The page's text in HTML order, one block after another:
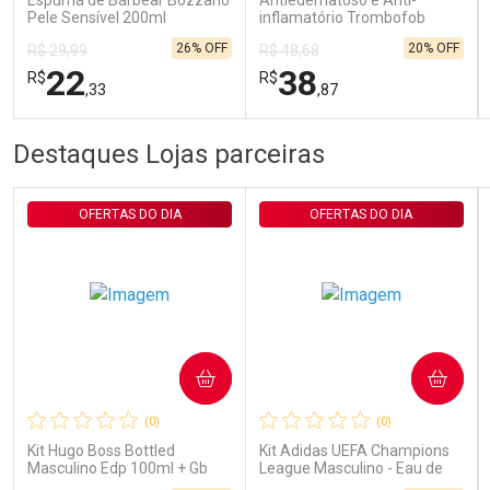
Pele Sensível 200ml
R$ 29,99
R$22,33
26% OFF
FECHAR
Laboratório
Comprar sem Desconto
Por R$ 22,33/cada
FECHAR
Por Menos
Comprar sem Desconto
Por R$ 22,33/cada
inflamatório Trombofob
R$ 48,68
R$38,87
20% OFF
Comprar sem Desconto
Por R$ 38,87/cada
Por Menos
Comprar sem Desconto
Por R$ 38,87/cada
Destaques Lojas parceiras
(0)
Kit Hugo Boss Bottled
Masculino Edp 100ml + Gb
OFERTAS DO DIA
COMPRAR
(0)
Kit Adidas UEFA Champions
League Masculino - Eau de
Toilette 100ml + Shower Gel
OFERTAS DO DIA
COMPRAR